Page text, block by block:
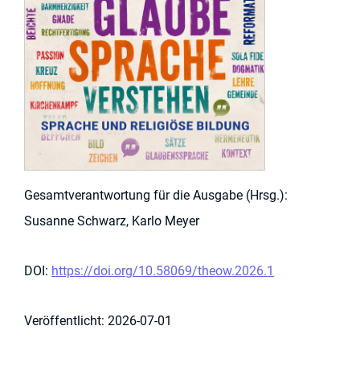
Gesamtverantwortung für die Ausgabe (Hrsg.):
Susanne Schwarz, Karlo Meyer
DOI: https://doi.org/10.58069/theow.2026.1
Veröffentlicht: 2026-07-01